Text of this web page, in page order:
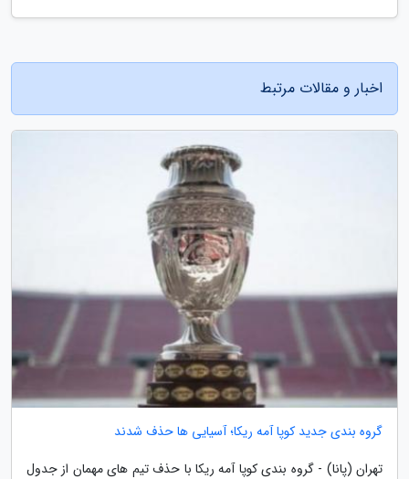
اخبار و مقالات مرتبط
گروه بندی جدید کوپا آمه ریکا؛ آسیایی ها حذف شدند
تهران (پانا) - گروه بندی کوپا آمه ریکا با حذف تیم های مهمان از جدول